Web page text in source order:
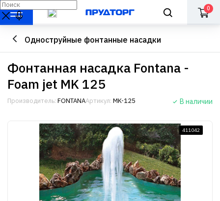
0
Одноструйные фонтанные насадки
Фонтанная насадка Fontana -
Foam jet MK 125
Производитель: FONTANAАртикул: MK-125 В наличии
411042